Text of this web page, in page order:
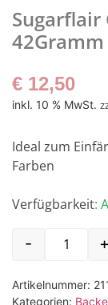
Sugarflair
42Gramm
€ 12,50
inkl. 10 % MwSt.
Ideal zum
Farben
Verfügbarkeit:
- +
Artikelnummer:
Kategorien: